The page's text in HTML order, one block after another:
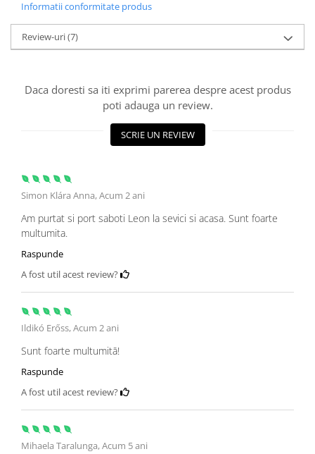
Informatii conformitate produs
Review-uri(7)
Daca doresti sa iti exprimi parerea despre acest produs
poti adauga un review.
SCRIE UN REVIEW
Simon Klára Anna,Acum 2 ani
Am purtat si port saboti Leon la sevici si acasa. Sunt foarte
multumita.
Raspunde
A fost util acest review?
Ildikó Erőss,Acum 2 ani
Sunt foarte multumitā!
Raspunde
A fost util acest review?
Mihaela Taralunga,Acum 5 ani